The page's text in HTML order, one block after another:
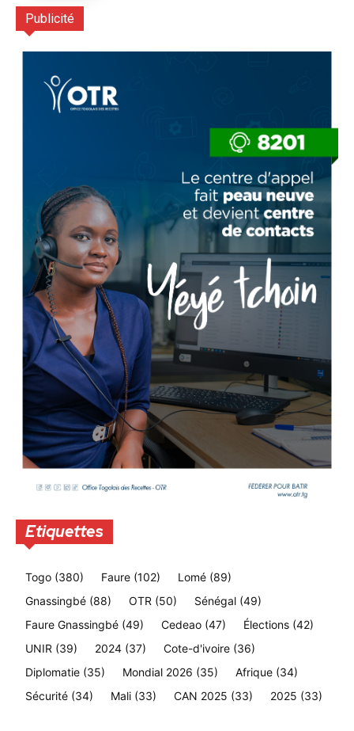
Publicité
Etiquettes
Togo (380) Faure (102) Lomé (89)
Gnassingbé (88) OTR (50) Sénégal (49)
Faure Gnassingbé (49) Cedeao (47) Élections (42)
UNIR (39) 2024 (37) Cote-d'ivoire (36)
Diplomatie (35) Mondial 2026 (35) Afrique (34)
Sécurité (34) Mali (33) CAN 2025 (33) 2025 (33)